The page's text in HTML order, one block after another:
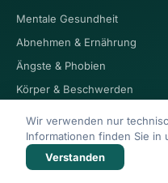
Mentale Gesundheit
Abnehmen & Ernährung
Ängste & Phobien
Körper & Beschwerden
Sucht & Verhalten
Wir verwenden nur
Informationen finden Sie in
Verstanden